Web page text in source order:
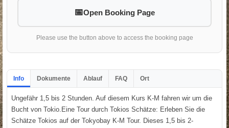
Open Booking Page
Please use the button above to access the booking page
Info Dokumente Ablauf FAQ Ort
Ungefähr 1,5 bis 2 Stunden. Auf diesem Kurs K-M fahren wir um die
Bucht von Tokio.Eine Tour durch Tokios Schätze: Erleben Sie die
Schätze Tokios auf der Tokyobay K-M Tour. Dieses 1,5 bis 2-